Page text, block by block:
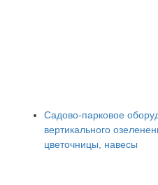
Садово-парковое
вертикального
цветочницы, навесы